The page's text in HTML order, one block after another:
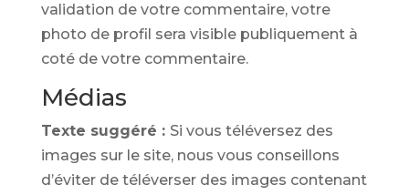
validation de votre commentaire, votre
photo de profil sera visible publiquement à
coté de votre commentaire.
Médias
Texte suggéré : Si vous téléversez des
images sur le site, nous vous conseillons
d’éviter de téléverser des images contenant